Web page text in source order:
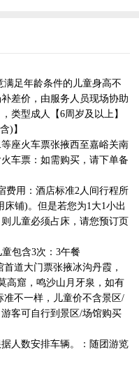
足年龄条件的儿童身高不
差价，由服务人员现场协助
类型成人【6周岁及以上】
)】
座火车票张掖西至嘉峪关南
车票：如需购买，请下单备
费用：酒店标准2人间行程所
铺)。但是若您为1大1小出
儿童必须占床，请您预订页
包含3次：3午餐
道大门票张掖冰沟丹霞，
高窟，鸣沙山月牙泉，如有
不一样，儿童价不含景区/
客可自行到景区/场馆购买
人数安排车辆。：随团游览